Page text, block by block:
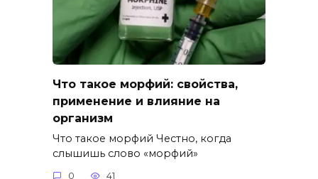
Что такое морфий: свойства,
применение и влияние на
организм
Что такое морфий Честно, когда
слышишь слово «морфий»
0 41